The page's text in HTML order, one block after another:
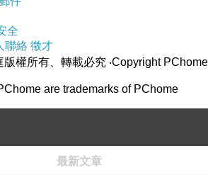
可能導致訊號品質下降甚至影
許多設備製造商會搭配專用散
HEAT SINK台灣 市場上
方案，以協助設備在高負載環
。
，過孔數量過多也是常見禁忌
過孔，訊號就多一次阻抗變化
全
聯絡 徵才
版權所有、轉載必究 ‧Copyright PChome
are trademarks of PChome
最新文章